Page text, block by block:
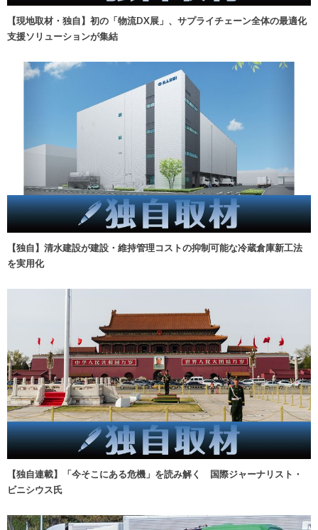
【現地取材・独自】初の「物流DX展」、サプライチェーン全体の最適化
支援ソリューションが集結
【独自】清水建設が建設・維持管理コストの抑制可能な冷蔵倉庫新工法
を実用化
【独自連載】「今そこにある危機」を読み解く 国際ジャーナリスト・
ビニシウス氏